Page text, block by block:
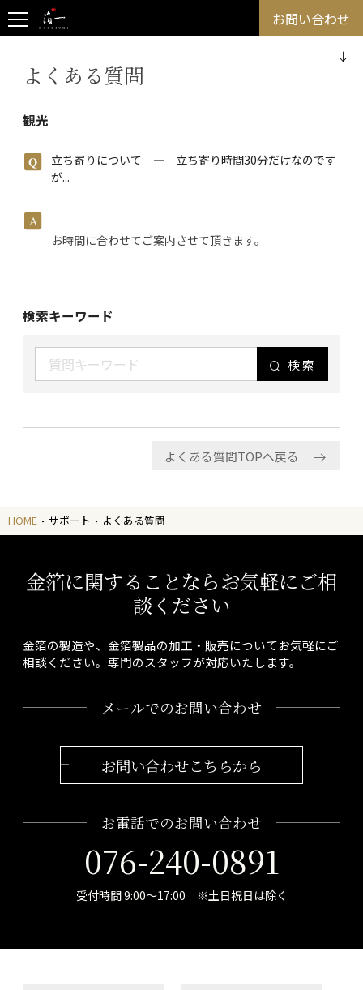
お問い合わせ
よくある質問
観光
立ち寄りについて ― 立ち寄り時間30分だけなのです
が...
お時間に合わせてご案内させて頂きます。
検索キーワード
検索
よくある質問TOPへ戻る
HOME サポート よくある質問
金箔に関することならお気軽にご相
談ください
金箔の製造や、金箔製品の加工・販売についてお気軽にご
相談ください。専門のスタッフが対応いたします。
メールでのお問い合わせ
お問い合わせこちらから
お電話でのお問い合わせ
076-240-0891
受付時間 9:00～17:00 ※土日祝日は除く